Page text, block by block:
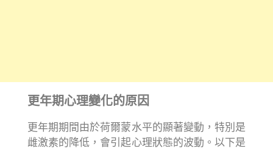
更年期心理變化的原因
更年期期間由於荷爾蒙水平的顯著變動，特別是
雌激素的降低，會引起心理狀態的波動。以下是